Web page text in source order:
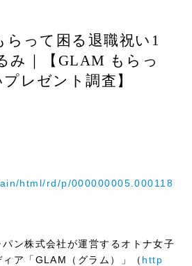
らって困る退職祝い1
み｜【GLAM もらっ
レゼント調査】
html/rd/p/000000005.000118
ン株式会社が運営するオトナ女子
ア「GLAM（グラム）」（ http